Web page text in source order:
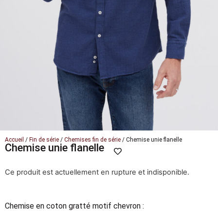
Accueil / Fin de série / Chemises fin de série / Chemise unie flanelle
Chemise unie flanelle
Ce produit est actuellement en rupture et indisponible.
Chemise en coton gratté motif chevron :